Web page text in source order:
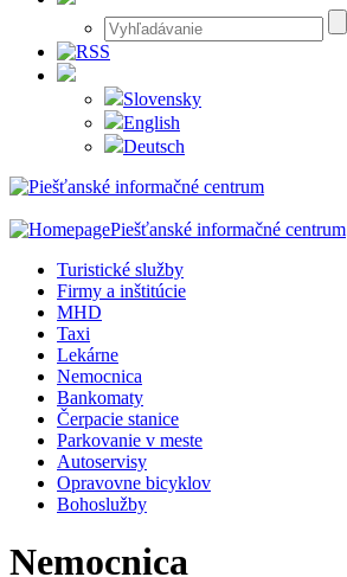
Slovensky
English
Deutsch
Piešťanské informačné centrum
Turistické služby
Firmy a inštitúcie
MHD
Taxi
Lekárne
Nemocnica
Bankomaty
Čerpacie stanice
Parkovanie v meste
Autoservisy
Opravovne bicyklov
Bohoslužby
Nemocnica